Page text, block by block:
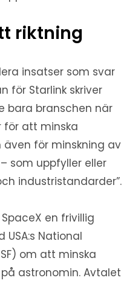
riktning
insatser som svar
för Starlink skriver
bara branschen när
för att minska
för minskning av
som uppfyller eller
industristandarder”.
en frivillig
National
om att minska
astronomin. Avtalet